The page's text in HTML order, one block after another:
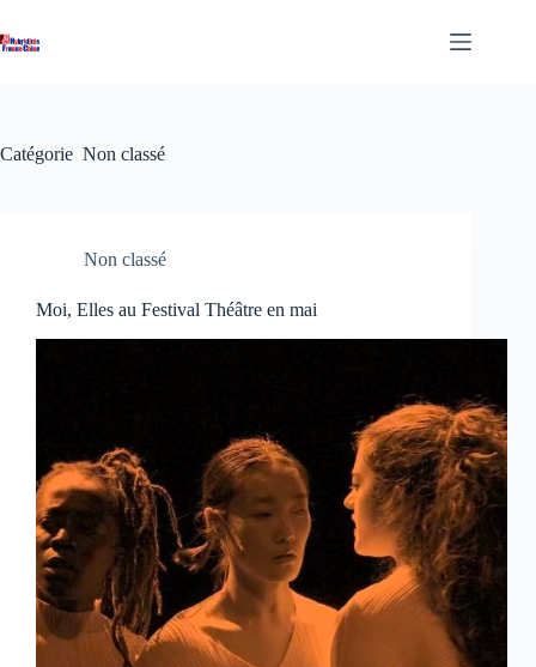
au
contenu
Catégorie Non classé
Non classé
Moi, Elles au Festival Théâtre en mai